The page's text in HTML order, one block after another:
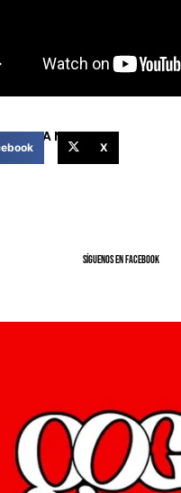
ESTA NOTICIA
X
SíGUENOS EN FACEBOOK